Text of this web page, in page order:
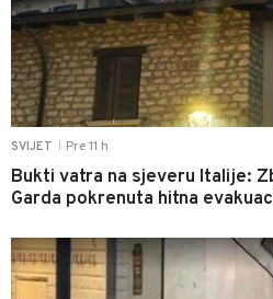
SVIJET Pre 11 h
Bukti vatra na sjeveru Italije:
Garda pokrenuta hitna